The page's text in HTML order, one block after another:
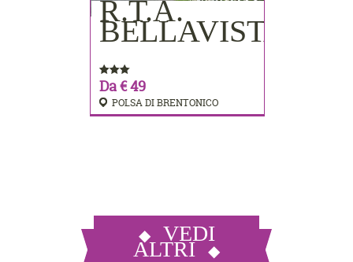
R.T.A.
BELLAVISTA
Da € 49
POLSA DI BRENTONICO
PRENOTA
VEDI
ALTRI